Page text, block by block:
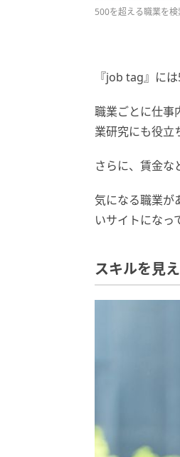
500を超える職業を
『job tag』に
職業ごとに仕事
業研究にも役立
さらに、賃金な
気になる職業が
いサイトになっ
スキルを見